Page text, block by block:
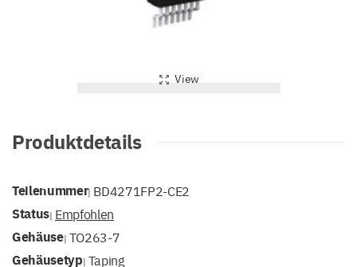
View
Produktdetails
Teilenummer| BD4271FP2-CE2
Status| Empfohlen
Gehäuse| TO263-7
Gehäusetyp| Taping